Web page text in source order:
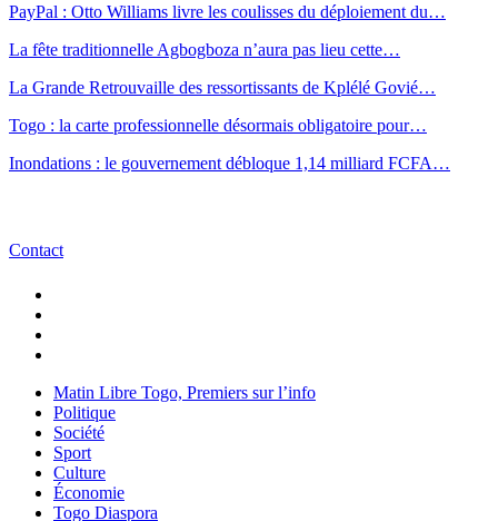
PayPal : Otto Williams livre les coulisses du déploiement du…
La fête traditionnelle Agbogboza n’aura pas lieu cette…
La Grande Retrouvaille des ressortissants de Kplélé Govié…
Togo : la carte professionnelle désormais obligatoire pour…
Inondations : le gouvernement débloque 1,14 milliard FCFA…
Contact
Matin Libre Togo, Premiers sur l’info
Politique
Société
Sport
Culture
Économie
Togo Diaspora